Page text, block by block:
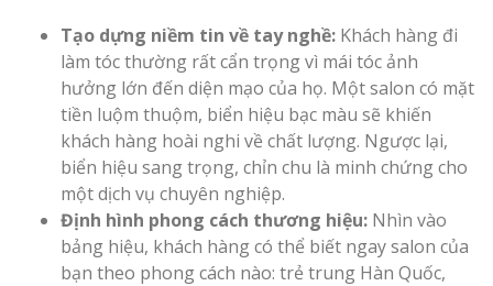
Tạo dựng niềm tin về tay nghề: Khách hàng đi
làm tóc thường rất cẩn trọng vì mái tóc ảnh
hưởng lớn đến diện mạo của họ. Một salon có mặt
tiền luộm thuộm, biển hiệu bạc màu sẽ khiến
khách hàng hoài nghi về chất lượng. Ngược lại,
biển hiệu sang trọng, chỉn chu là minh chứng cho
một dịch vụ chuyên nghiệp.
Định hình phong cách thương hiệu: Nhìn vào
bảng hiệu, khách hàng có thể biết ngay salon của
bạn theo phong cách nào: trẻ trung Hàn Quốc,
Làm Biển
Mica Tại Vinh Lấy
Làm biển
tại Vinh Nghệ An